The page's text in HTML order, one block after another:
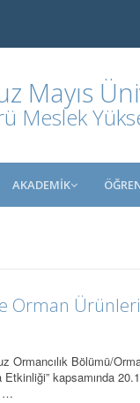
Mayıs
Meslek
AKADEMİK
Orman
Bölümü/
kapsamında
…